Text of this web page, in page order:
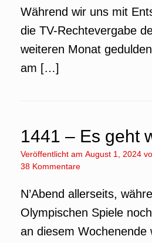
Während wir uns mit
die TV-Rechtevergabe
weiteren Monat
am […]
1441 – Es geht
Veröffentlicht am August 1, 2024
38 Kommentare
N’Abend allerseits,
Olympischen Spiele
an diesem Wochenende